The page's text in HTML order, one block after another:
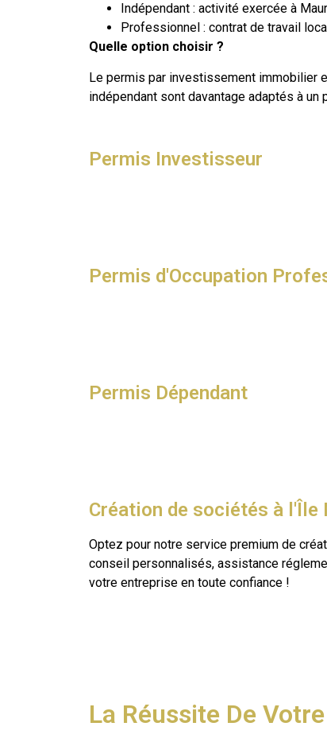
Indépendant : activité exercée à
Professionnel : contrat de travail local
Quelle option choisir ?
Le permis par investissement immobilier
indépendant sont davantage adaptés à un
Permis Investisseur
Permis d'Occupation
Permis Dépendant
Création de sociétés à l'Île
Optez pour notre service premium de
conseil personnalisés, assistance
votre entreprise en toute confiance !
La Réussite De